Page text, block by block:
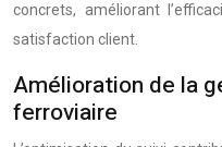
concrets, améliorant
satisfaction client.
Amélioration de la
ferroviaire